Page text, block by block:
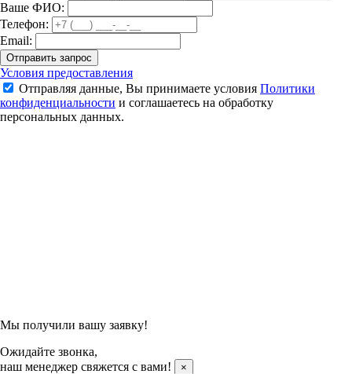
Кроссовки для бадминтона Kumpoo KH-D511 (White/Light Blue)
6 300 ₽
Ваше ФИО:
Телефон:
Email:
Отправить запрос
Условия предоставления
Отправляя данные, Вы принимаете условия Политики
конфиденциальности и соглашаетесь на обработку
персональных данных.
Мы получили вашу заявку!
Ожидайте звонка,
наш менеджер свяжется с вами!
×